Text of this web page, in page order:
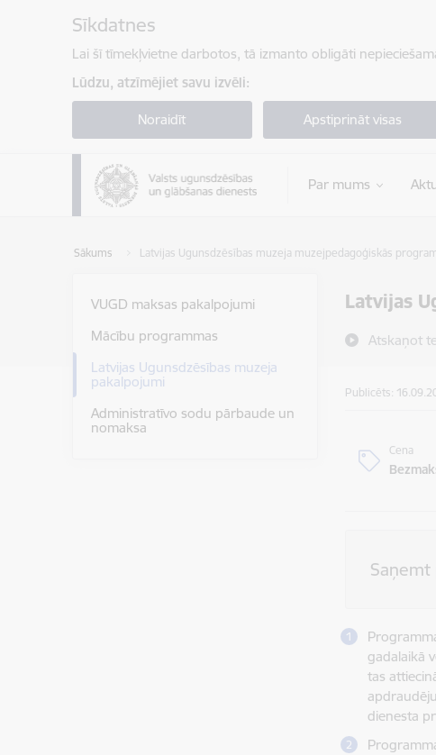
Sīkdatnes
Lai šī tīmekļvietne darbotos, tā izmanto obligāti
Lūdzu, atzīmējiet savu izvēli:
Noraidīt Apstiprināt visas
Par mums
Sākums Latvijas Ugunsdzēsības muzeja muzejpedagoģiskās
Latvijas
Atskaņot
VUGD maksas pakalpojumi
Mācību programmas
Latvijas Ugunsdzēsības muzeja
pakalpojumi
Administratīvo sodu pārbaude un
nomaksa
Publicēts:
Cena
Saņemt
gadalaikā
tas
dienesta